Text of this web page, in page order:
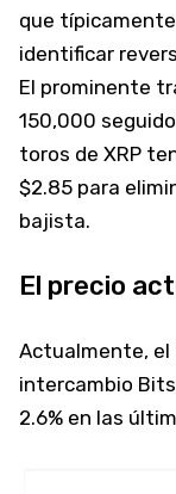
que
identificar
El prominente
150,000
toros de XRP
$2.85 para
bajista.
El precio
Actualmente, el
intercambio
2.6% en las